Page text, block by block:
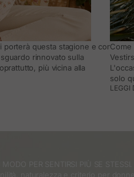
questa stagione e come
rinnovato sulla
più vicina alla
Come
solo
LEGGI